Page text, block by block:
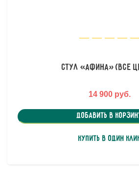
Стул «Афина» (все
14 900 руб.
Добавить в
Купить в один